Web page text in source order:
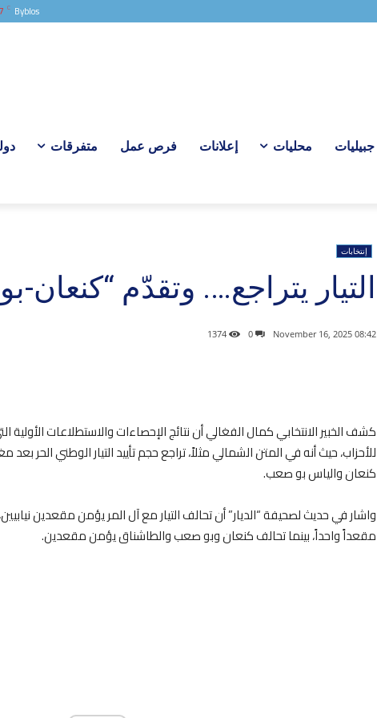
C Byblos
جبيليات محليات إعلانات فرص عمل متفرقات
إنتخابات
التيار يتراجع…. وتقدّم “كنعان-
08:42 2025 ,November 16
0
1374
كشف الخبير الانتخابي كمال الفغالي أن نتائج الإحصاءات والاستطلاعات الأولية
للأحزاب، حيث أنه في المتن الشمالي مثلاً، تراجع حجم تأييد التيار الوطني الحر بعد
كنعان والياس بو صعب.
واشار في حديث لصحيفة “الديار” أن تحالف التيار مع آل المر يؤمن مقعدين
مقعداً واحداً، بينما تحالف كنعان وبو صعب والطاشناق يؤمن مقعدين.